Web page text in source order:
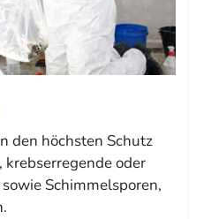
den höchsten Schutz
oder
Schimmelsporen,